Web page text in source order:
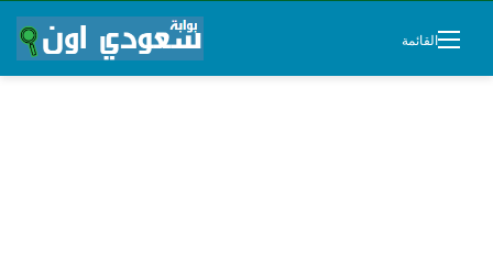
القائمة